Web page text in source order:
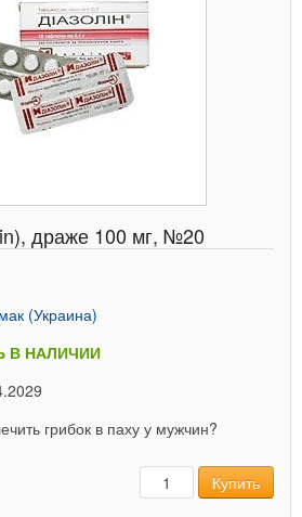
драже 100 мг, №20
(Украина)
В НАЛИЧИИ
грибок в паху у мужчин?
КоличествоКупить